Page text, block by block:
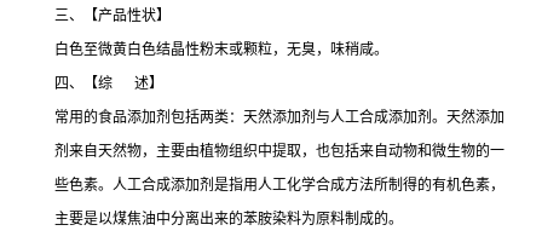
三、【产品性状】
白色至微黄白色结晶性粉末或颗粒，无臭，味稍咸。
四、【综 述】
常用的食品添加剂包括两类：天然添加剂与人工合成添加剂。天然添加
剂来自天然物，主要由植物组织中提取，也包括来自动物和微生物的一
些色素。人工合成添加剂是指用人工化学合成方法所制得的有机色素，
主要是以煤焦油中分离出来的苯胺染料为原料制成的。